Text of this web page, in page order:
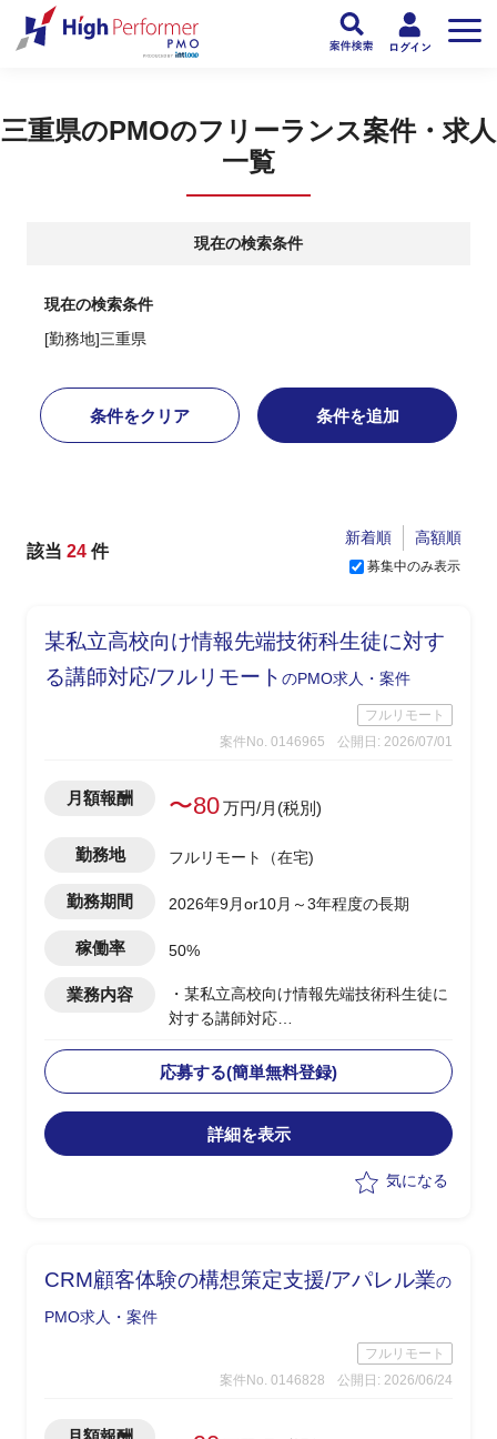
三重県のPMOのフリーランス案件・求人
一覧
現在の検索条件
現在の検索条件
[勤務地]三重県
条件をクリア 条件を追加
該当 24 件
募集中のみ表示
新着順 高額順
某私立高校向け情報先端技術科生徒に対す
る講師対応/フルリモート のPMO求人・案件
フルリモート
案件No. 0146965
公開日: 2026/07/01
月額報酬 〜80万円/月(税別)
勤務地 フルリモート（在宅)
勤務期間 2026年9月or10月～3年程度の長期
稼働率 50%
業務内容
・某私立高校向け情報先端技術科生徒に
対する講師対応
ィ、AI/金融工学(高校生向けのため企業
におけるお金の話)、情報Ⅰ
・授業日：月曜(9:40～12:40、13:15～
15:30)、水曜(9:40～12:00)
・その他、授業に使うコンテンツの制作
基礎レベルを教え、学生に興味を持たせ
応募する(簡単無料登録)
詳細を表示
気になる
CRM顧客体験の構想策定支援/アパレル業の
PMO求人・案件
フルリモート
案件No. 0146828
公開日: 2026/06/24